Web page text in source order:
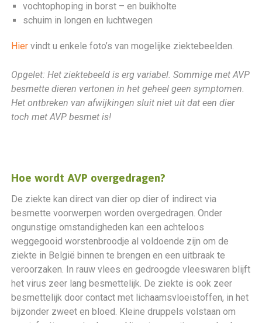
vochtophoping in borst – en buikholte
schuim in longen en luchtwegen
Hier vindt u enkele foto’s van mogelijke ziektebeelden.
Opgelet: Het ziektebeeld is erg variabel. Sommige met AVP
besmette dieren vertonen in het geheel geen symptomen.
Het ontbreken van afwijkingen sluit niet uit dat een dier
toch met AVP besmet is!
Hoe wordt AVP overgedragen?
De ziekte kan direct van dier op dier of indirect via
besmette voorwerpen worden overgedragen. Onder
ongunstige omstandigheden kan een achteloos
weggegooid worstenbroodje al voldoende zijn om de
ziekte in België binnen te brengen en een uitbraak te
veroorzaken. In rauw vlees en gedroogde vleeswaren blijft
het virus zeer lang besmettelijk. De ziekte is ook zeer
besmettelijk door contact met lichaamsvloeistoffen, in het
bijzonder zweet en bloed. Kleine druppels volstaan om